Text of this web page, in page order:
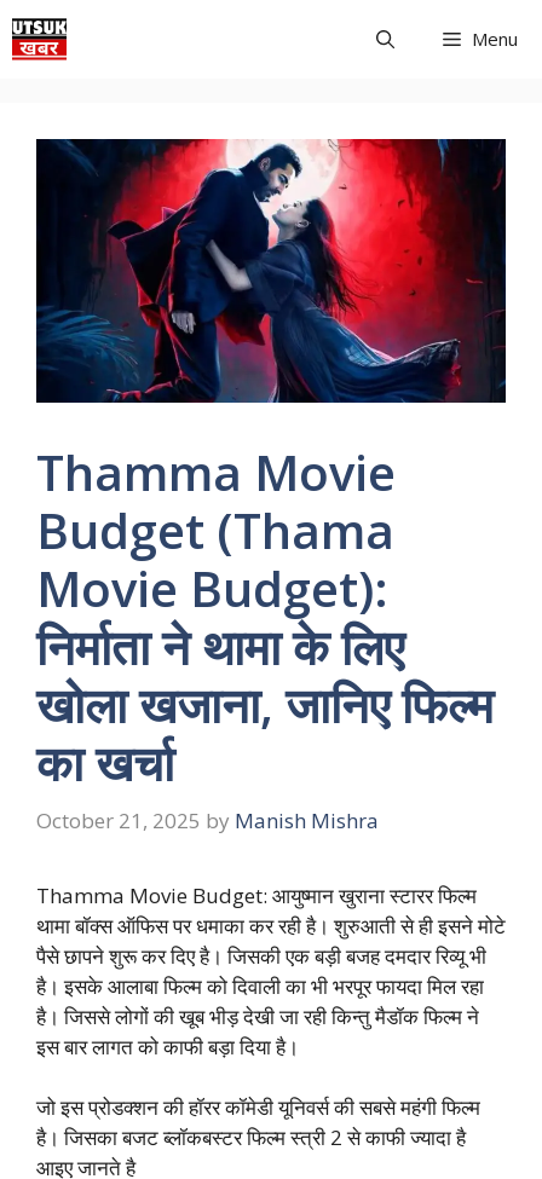
Skip
to
Menu
Thamma Movie
Budget (Thama
Movie Budget):
निर्माता ने थामा के लिए
खोला खजाना, जानिए फिल्म
का खर्चा
October 21, 2025 by Manish Mishra
Thamma Movie Budget: आयुष्मान खुराना स्टारर फिल्म
थामा बॉक्स ऑफिस पर धमाका कर रही है। शुरुआती से ही इसने मोटे
पैसे छापने शुरू कर दिए है। जिसकी एक बड़ी बजह दमदार रिव्यू भी
है। इसके आलाबा फिल्म को दिवाली का भी भरपूर फायदा मिल रहा
है। जिससे लोगों की खूब भीड़ देखी जा रही किन्तु मैडॉक फिल्म ने
इस बार लागत को काफी बड़ा दिया है।
जो इस प्रोडक्शन की हॉरर कॉमेडी यूनिवर्स की सबसे महंगी फिल्म
है। जिसका बजट ब्लॉकबस्टर फिल्म स्त्री 2 से काफी ज्यादा है
आइए जानते है